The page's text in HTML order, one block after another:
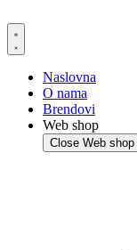
to
content
Naslovna
O nama
Brendovi
Web shop
Close Web shop